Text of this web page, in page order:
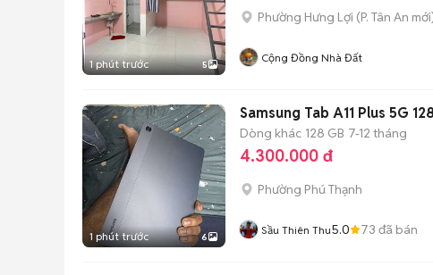
1 phút trước 5
Phường Hưng Lợi (P. Tân An
Cộng Đồng Nhà Đất
1 phút trước 6
Samsung Tab A11 Plus 5G
Dòng khác 128 GB 7-12 tháng
4.300.000 đ
Phường Phú Thạnh
Sầu Thiên Thu5.0 73 đã bán